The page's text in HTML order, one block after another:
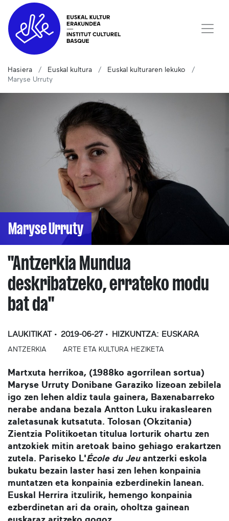
Hasiera Euskal kultura
Euskal kulturaren lekuko
Maryse Urruty
Maryse Urruty
"Antzerkia Mundua
deskribatzeko, errateko modu
bat da"
LAUKITIKAT 2019-06-27 HIZKUNTZA: EUSKARA
ANTZERKIA ARTE ETA KULTURA HEZIKETA
Martxuta herrikoa, (1988ko agorrilean sortua)
Maryse Urruty Donibane Garaziko lizeoan zebilela
igo zen lehen aldiz taula gainera, Baxenabarreko
nerabe andana bezala Antton Luku irakaslearen
zaletasunak kutsatuta. Tolosan (Okzitania)
Zientzia Politikoetan titulua lorturik ohartu zen
antzokiek mitin aretoak baino gehiago erakartzen
zutela. Pariseko L'École du Jeuantzerki eskola
bukatu bezain laster hasi zen lehen konpainia
muntatzen eta konpainia ezberdinekin lanean.
Euskal Herrira itzulirik, hemengo konpainia
ezberdinetan ari da orain, oholtza gainean